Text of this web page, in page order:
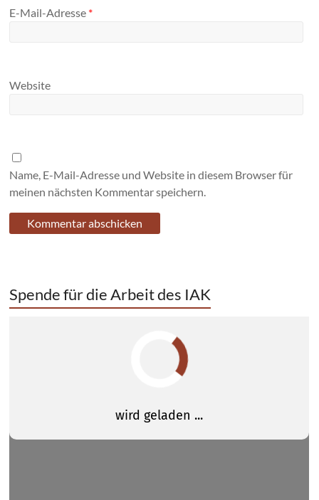
E-Mail-Adresse *
Website
Name, E-Mail-Adresse und Website in diesem Browser für
meinen nächsten Kommentar speichern.
Spende für die Arbeit des IAK